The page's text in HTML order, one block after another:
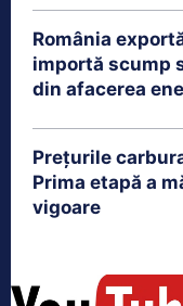
România
importă scump
din afacerea
Prețurile
Prima etapă a
vigoare